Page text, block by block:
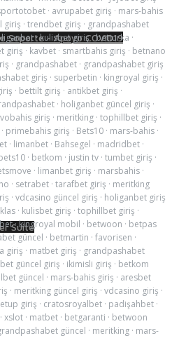
Soporte - Apoyo COVID19
Suite
· avrupabet giriş · mars-bahis
giriş · trendbet giriş · grandpashabet
·kulisbet giriş·betturka ·
giriş · kavbet · smartbahis giriş · betnano
· grandpashabet · grandpashabet giriş
giriş · superbetin · kingroyal giriş ·
· bettilt giriş · antikbet giriş ·
· holiganbet güncel giriş ·
giriş · meritking · tophillbet giriş ·
· primebahis giriş · Bets10 · mars-bahis ·
· limanbet · Bahsegel · madridbet ·
· betkom · justin tv · tumbet giriş ·
· limanbet giriş · marsbahis ·
· setrabet · tarafbet giriş · meritking
· vdcasino güncel giriş · holiganbet giriş
· kulisbet giriş · tophillbet giriş ·
·kingroyal mobil · betwoon · betpas
güncel · betmartin · favorisen ·
giriş · matbet giriş · grandpashabet
güncel giriş · ikimisli giriş · betkom
güncel · mars-bahis giriş · aresbet
· meritking güncel giriş · vdcasino giriş ·
giriş · cratosroyalbet · padişahbet ·
· xslot · matbet · betgaranti · betwoon
güncel · meritking · mars-